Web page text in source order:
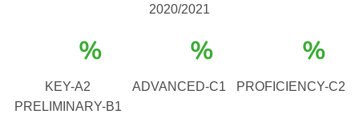
2020/2021
%
KEY-A2
PRELIMINARY-B1
%
ADVANCED-C1
%
PROFICIENCY-C2